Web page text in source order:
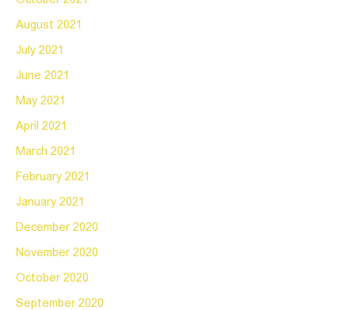
August 2021
July 2021
June 2021
May 2021
April 2021
March 2021
February 2021
January 2021
December 2020
November 2020
October 2020
September 2020